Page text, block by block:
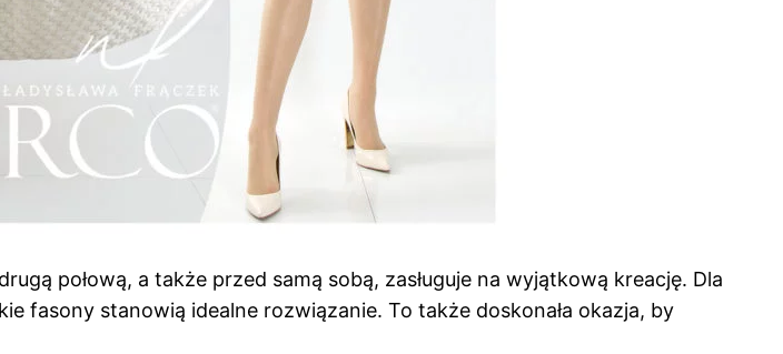
połową, a także przed samą sobą, zasługuje na wyjątkową kreację. Dla
fasony stanowią idealne rozwiązanie. To także doskonała okazja, by